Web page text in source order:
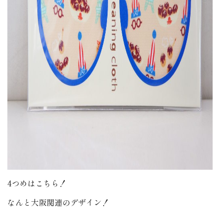
4つめはこちら！
なんと大阪関連のデザイン！